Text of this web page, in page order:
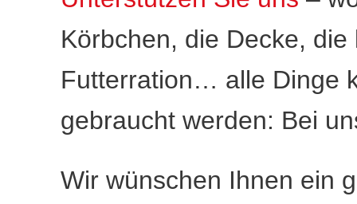
Körbchen, die Decke,
Futterration… alle Dinge
gebraucht werden: Bei
Wir wünschen Ihnen ein